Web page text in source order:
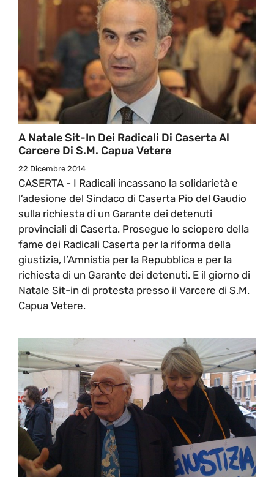
A Natale Sit-In Dei Radicali Di Caserta Al
Carcere Di S.M. Capua Vetere
22 Dicembre 2014
CASERTA - I Radicali incassano la solidarietà e
l’adesione del Sindaco di Caserta Pio del Gaudio
sulla richiesta di un Garante dei detenuti
provinciali di Caserta. Prosegue lo sciopero della
fame dei Radicali Caserta per la riforma della
giustizia, l’Amnistia per la Repubblica e per la
richiesta di un Garante dei detenuti. E il giorno di
Natale Sit-in di protesta presso il Varcere di S.M.
Capua Vetere.